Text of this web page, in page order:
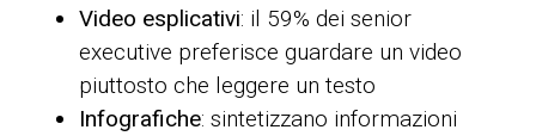
Video esplicativi: il 59% dei senior
executive preferisce guardare un video
piuttosto che leggere un testo
Infografiche: sintetizzano informazioni